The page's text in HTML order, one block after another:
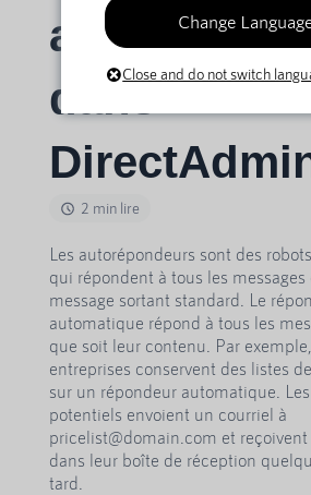
dans
2 min lire
Les autorépondeurs sont des
qui répondent à tous les
message sortant standard. Le
automatique répond à tous les
que soit leur contenu. Par
entreprises conservent des listes
sur un répondeur automatique.
potentiels envoient un courriel à
pricelist@domain.com et
dans leur boîte de réception
tard.
Change
Close and do not switch